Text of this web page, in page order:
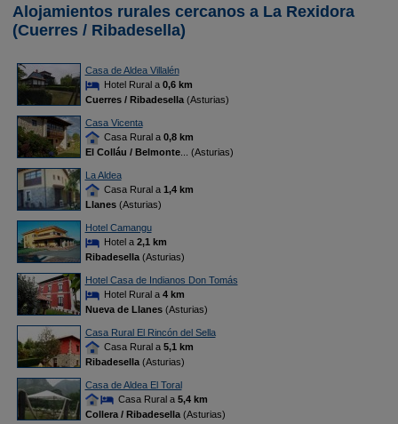
Alojamientos rurales cercanos a La Rexidora
(Cuerres / Ribadesella)
Casa de Aldea Villalén
Hotel Rural a 0,6 km
Cuerres / Ribadesella(Asturias)
Casa Vicenta
Casa Rural a 0,8 km
El Colláu / Belmonte... (Asturias)
La Aldea
Casa Rural a 1,4 km
Llanes(Asturias)
Hotel Camangu
Hotel a 2,1 km
Ribadesella(Asturias)
Hotel Casa de Indianos Don Tomás
Hotel Rural a 4 km
Nueva de Llanes(Asturias)
Casa Rural El Rincón del Sella
Casa Rural a 5,1 km
Ribadesella(Asturias)
Casa de Aldea El Toral
Casa Rural a 5,4 km
Collera / Ribadesella(Asturias)